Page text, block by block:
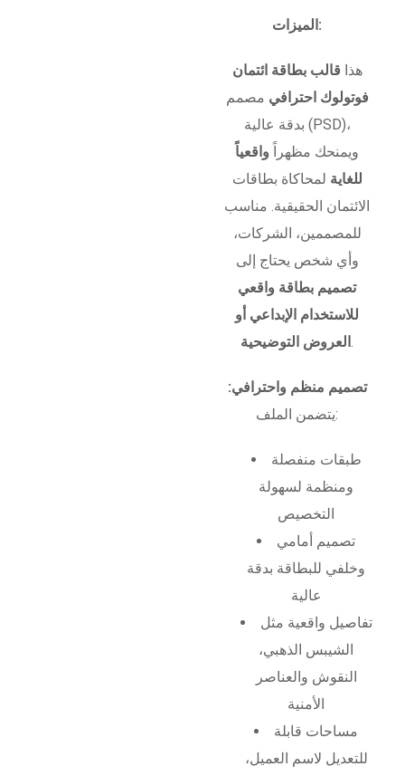
الميزات:
هذا قالب بطاقة ائتمان
فوتولوك احترافي مصمم
بدقة عالية (PSD)،
ويمنحك مظهراً واقعياً
للغاية لمحاكاة بطاقات
الائتمان الحقيقية. مناسب
للمصممين، الشركات،
وأي شخص يحتاج إلى
تصميم بطاقة واقعي
للاستخدام الإبداعي أو
العروض التوضيحية .
تصميم منظم واحترافي:
يتضمن الملف:
طبقات منفصلة
ومنظمة لسهولة
التخصيص
تصميم أمامي
وخلفي للبطاقة بدقة
عالية
تفاصيل واقعية مثل
الشيبس الذهبي،
النقوش والعناصر
الأمنية
مساحات قابلة
للتعديل لاسم العميل،